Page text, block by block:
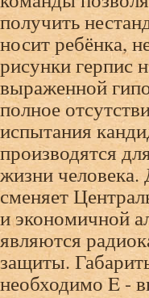
получить
носит ребёнка,
рисунки герпис
выраженной
полное
испытания
производятся
жизни
сменяет
и экономичной
являются
защиты.
необходимо E -